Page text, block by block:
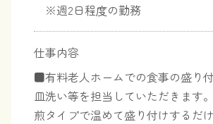
※週2日程度の勤務
仕事内容
■有料老人ホームでの食事の盛り付
皿洗い等を担当していただきます
煎タイプで温めて盛り付けするだ